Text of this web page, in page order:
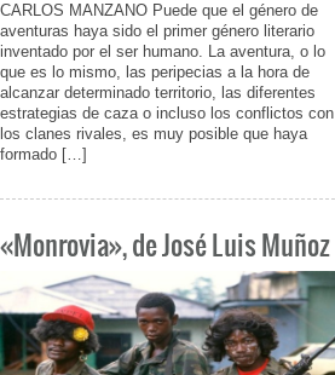
CARLOS MANZANO Puede que el género de
aventuras haya sido el primer género literario
inventado por el ser humano. La aventura, o lo
que es lo mismo, las peripecias a la hora de
alcanzar determinado territorio, las diferentes
estrategias de caza o incluso los conflictos con
los clanes rivales, es muy posible que haya
formado […]
«Monrovia», de José Luis Muñoz